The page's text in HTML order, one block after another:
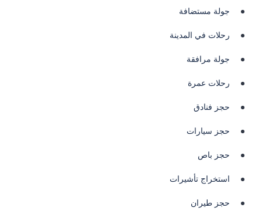
جولة مستضافة
رحلات في المدينة
جولة مرافقة
رحلات عمرة
حجز فنادق
حجز سيارات
حجز باص
استخراج تأشيرات
حجز طيران